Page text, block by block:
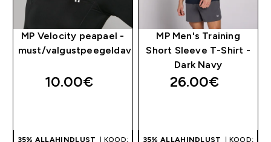
MP Velocity peapael -
must/valgustpeegeldav
10.00€‎
35% ALLAHINDLUST
| KOOD:
MP Men's Training
Short Sleeve T-Shirt -
Dark Navy
26.00€‎
35% ALLAHINDLUST
| KOOD: